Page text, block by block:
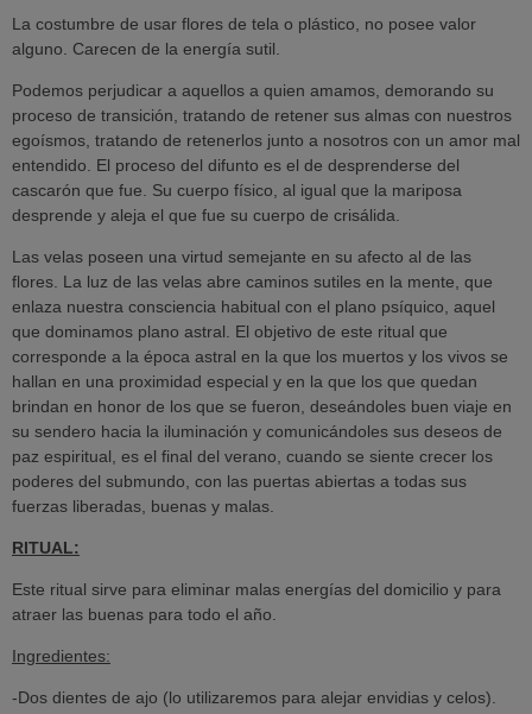
La costumbre de usar flores de tela o plástico, no posee valor
alguno. Carecen de la energía sutil.
Podemos perjudicar a aquellos a quien amamos, demorando su
proceso de transición, tratando de retener sus almas con nuestros
egoísmos, tratando de retenerlos junto a nosotros con un amor mal
entendido. El proceso del difunto es el de desprenderse del
cascarón que fue. Su cuerpo físico, al igual que la mariposa
desprende y aleja el que fue su cuerpo de crisálida.
Las velas poseen una virtud semejante en su afecto al de las
flores. La luz de las velas abre caminos sutiles en la mente, que
enlaza nuestra consciencia habitual con el plano psíquico, aquel
que dominamos plano astral. El objetivo de este ritual que
corresponde a la época astral en la que los muertos y los vivos se
hallan en una proximidad especial y en la que los que quedan
brindan en honor de los que se fueron, deseándoles buen viaje en
su sendero hacia la iluminación y comunicándoles sus deseos de
paz espiritual, es el final del verano, cuando se siente crecer los
poderes del submundo, con las puertas abiertas a todas sus
fuerzas liberadas, buenas y malas.
RITUAL:
Este ritual sirve para eliminar malas energías del domicilio y para
atraer las buenas para todo el año.
Ingredientes:
-Dos dientes de ajo (lo utilizaremos para alejar envidias y celos).